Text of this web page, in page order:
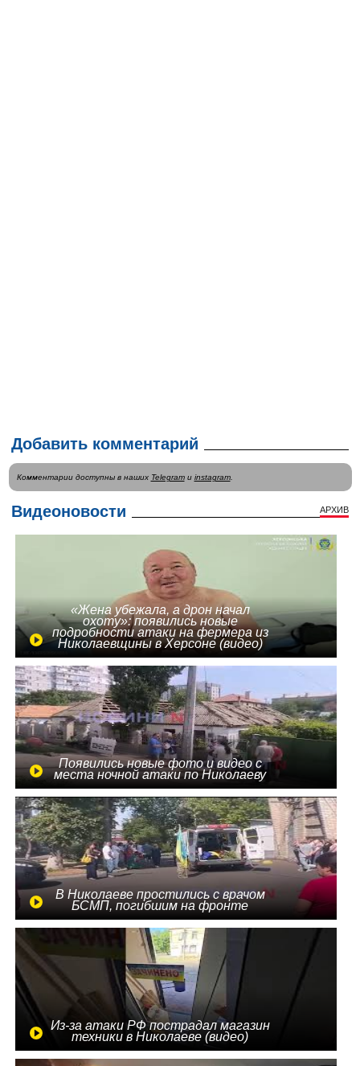
Добавить комментарий
Комментарии доступны в наших Telegramи instagram.
Видеоновости АРХИВ
«Жена убежала, а дрон начал
охоту»: появились новые
подробности атаки на фермера из
Николаевщины в Херсоне (видео)
Появились новые фото и видео с
места ночной атаки по Николаеву
В Николаеве простились с врачом
БСМП, погибшим на фронте
Из-за атаки РФ пострадал магазин
техники в Николаеве (видео)